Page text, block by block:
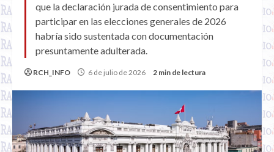
que la declaración jurada de consentimiento para
participar en las elecciones generales de 2026
habría sido sustentada con documentación
presuntamente adulterada.
RCH_INFO 6 de julio de 2026 2 min de lectura